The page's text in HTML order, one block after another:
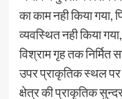
का काम नही किया गया,
व्यवस्थित नही किया
विश्राम गृह तक निर्मित
उपर प्राकृतिक स्थल पर
क्षेत्र की प्राकृतिक